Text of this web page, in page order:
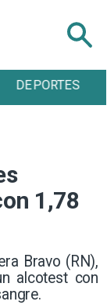
DEPORTES
1,78
Bravo (RN),
alcotest con